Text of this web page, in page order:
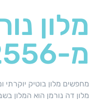
מלון
מ-2556 ₪~
מחפשים מלון בוטיק יוקרתי
מלון דה נורמן הוא המלון